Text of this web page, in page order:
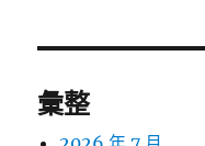
彙整